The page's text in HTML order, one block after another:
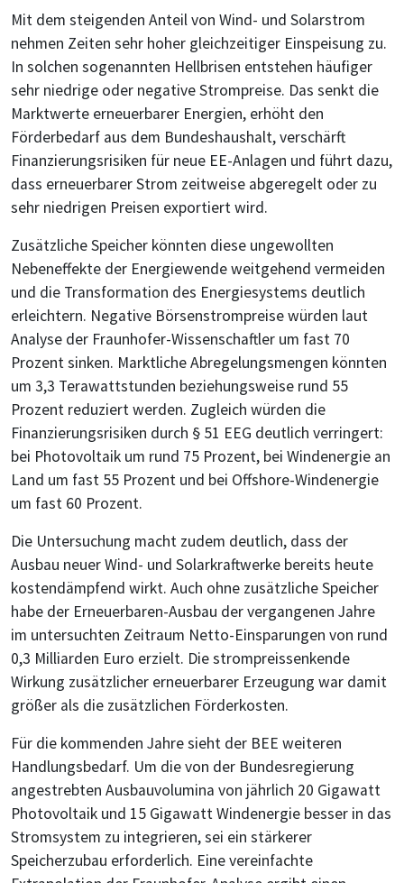
Mit dem steigenden Anteil von Wind- und Solarstrom
nehmen Zeiten sehr hoher gleichzeitiger Einspeisung zu.
In solchen sogenannten Hellbrisen entstehen häufiger
sehr niedrige oder negative Strompreise. Das senkt die
Marktwerte erneuerbarer Energien, erhöht den
Förderbedarf aus dem Bundeshaushalt, verschärft
Finanzierungsrisiken für neue EE-Anlagen und führt dazu,
dass erneuerbarer Strom zeitweise abgeregelt oder zu
sehr niedrigen Preisen exportiert wird.
Zusätzliche Speicher könnten diese ungewollten
Nebeneffekte der Energiewende weitgehend vermeiden
und die Transformation des Energiesystems deutlich
erleichtern. Negative Börsenstrompreise würden laut
Analyse der Fraunhofer-Wissenschaftler um fast 70
Prozent sinken. Marktliche Abregelungsmengen könnten
um 3,3 Terawattstunden beziehungsweise rund 55
Prozent reduziert werden. Zugleich würden die
Finanzierungsrisiken durch § 51 EEG deutlich verringert:
bei Photovoltaik um rund 75 Prozent, bei Windenergie an
Land um fast 55 Prozent und bei Offshore-Windenergie
um fast 60 Prozent.
Die Untersuchung macht zudem deutlich, dass der
Ausbau neuer Wind- und Solarkraftwerke bereits heute
kostendämpfend wirkt. Auch ohne zusätzliche Speicher
habe der Erneuerbaren-Ausbau der vergangenen Jahre
im untersuchten Zeitraum Netto-Einsparungen von rund
0,3 Milliarden Euro erzielt. Die strompreissenkende
Wirkung zusätzlicher erneuerbarer Erzeugung war damit
größer als die zusätzlichen Förderkosten.
Für die kommenden Jahre sieht der BEE weiteren
Handlungsbedarf. Um die von der Bundesregierung
angestrebten Ausbauvolumina von jährlich 20 Gigawatt
Photovoltaik und 15 Gigawatt Windenergie besser in das
Stromsystem zu integrieren, sei ein stärkerer
Speicherzubau erforderlich. Eine vereinfachte